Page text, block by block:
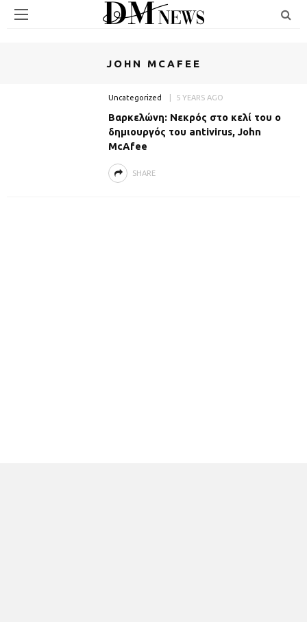
JOHN MCAFEE
Uncategorized 5 YEARS AGO
Βαρκελώνη: Νεκρός στο κελί του ο
δημιουργός του antivirus, John
McAfee
SHARE